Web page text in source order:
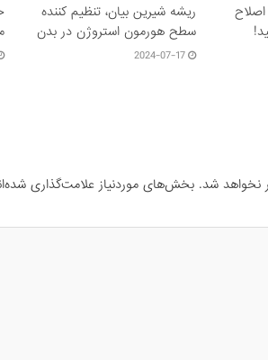
اصلاح
ریشه شیرین بیان، تنظیم کننده
سطح هورمون استروژن در بدن
2024-07-17
نخواهد شد. بخش‌های موردنیاز علامت‌گذاری